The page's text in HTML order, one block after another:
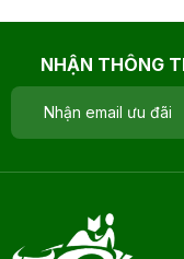
NHẬN THÔNG